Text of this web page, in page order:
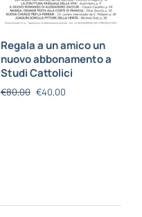
Regala a un amico un
nuovo abbonamento a
Studi Cattolici
€80,00 €40,00